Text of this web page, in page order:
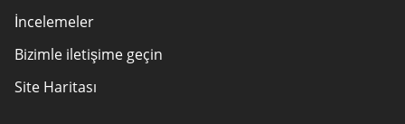
İncelemeler
Bizimle iletişime geçin
Site Haritası